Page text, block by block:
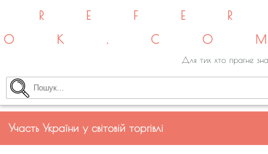
Для тих хто прагне
Участь України у світовій торгівлі